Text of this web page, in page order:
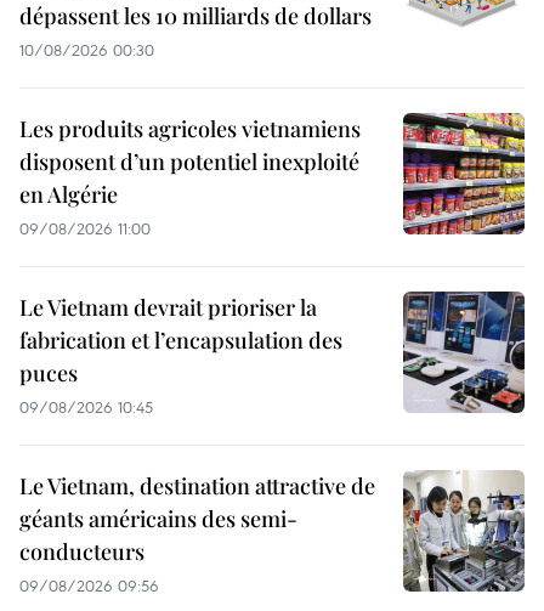
dépassent les 10 milliards de dollars
10/08/2026 00:30
Les produits agricoles vietnamiens
disposent d’un potentiel inexploité
en Algérie
09/08/2026 11:00
Le Vietnam devrait prioriser la
fabrication et l’encapsulation des
puces
09/08/2026 10:45
Le Vietnam, destination attractive de
géants américains des semi-
conducteurs
09/08/2026 09:56